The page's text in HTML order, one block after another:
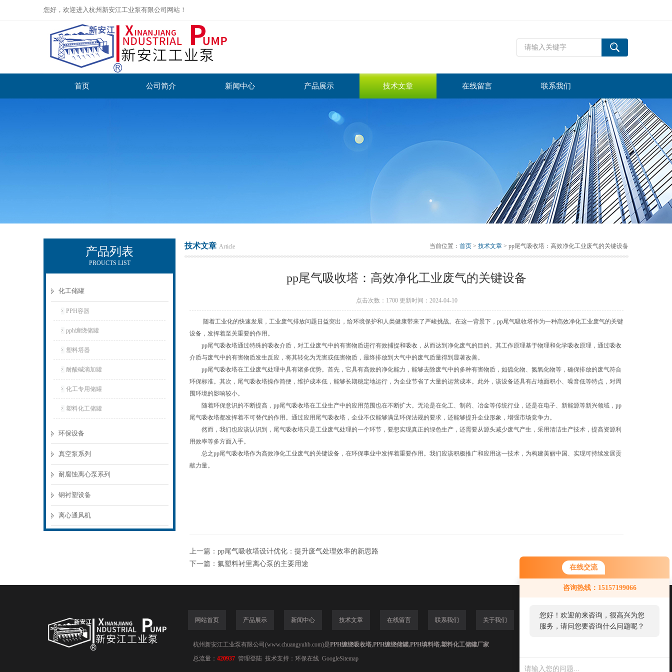
在线交流
咨询热线：15157199066
您好！欢迎前来咨询，很高兴为您
服务，请问您要咨询什么问题呢？
您好，欢迎进入杭州新安江工业泵有限公司网站！
首页 公司简介 新闻中心 产品展示 技术文章 在线留言 联系我们
产品列表
PROUCTS LIST
化工储罐
PPH容器
pph缠绕储罐
塑料塔器
耐酸碱滴加罐
化工专用储罐
塑料化工储罐
环保设备
真空泵系列
耐腐蚀离心泵系列
钢衬塑设备
离心通风机
技术文章 Article 当前位置： 首页 > 技术文章 > pp尾气吸收塔：高效净化工业废气的关键设备
pp尾气吸收塔：高效净化工业废气的关键设备
点击次数：1700 更新时间：2024-04-10
随着工业化的快速发展，工业废气排放问题日益突出，给环境保护和人类健康带来了严峻挑战。在这一背景下，pp尾气吸收塔作为一种高效净化工业废气的关键
设备，发挥着至关重要的作用。
pp尾气吸收塔通过特殊的吸收介质，对工业废气中的有害物质进行有效捕捉和吸收，从而达到净化废气的目的。其工作原理基于物理和化学吸收原理，通过吸收
介质与废气中的有害物质发生反应，将其转化为无害或低害物质，最终排放到大气中的废气质量得到显著改善。
pp尾气吸收塔在工业废气处理中具有诸多优势。首先，它具有高效的净化能力，能够去除废气中的多种有害物质，如硫化物、氮氧化物等，确保排放的废气符合
环保标准。其次，尾气吸收塔操作简便，维护成本低，能够长期稳定地运行，为企业节省了大量的运营成本。此外，该设备还具有占地面积小、噪音低等特点，对周
围环境的影响较小。
随着环保意识的不断提高，pp尾气吸收塔在工业生产中的应用范围也在不断扩大。无论是在化工、制药、冶金等传统行业，还是在电子、新能源等新兴领域，pp
尾气吸收塔都发挥着不可替代的作用。通过应用尾气吸收塔，企业不仅能够满足环保法规的要求，还能够提升企业形象，增强市场竞争力。
然而，我们也应该认识到，尾气吸收塔只是工业废气处理的一个环节，要想实现真正的绿色生产，还需要从源头减少废气产生，采用清洁生产技术，提高资源利
用效率等多方面入手。
总之pp尾气吸收塔作为高效净化工业废气的关键设备，在环保事业中发挥着重要作用。我们应该积极推广和应用这一技术，为构建美丽中国、实现可持续发展贡
献力量。
上一篇： pp尾气吸收塔设计优化：提升废气处理效率的新思路
下一篇： 氟塑料衬里离心泵的主要用途
网站首页 产品展示 新闻中心 技术文章 在线留言 联系我们 关于我们
杭州新安江工业泵有限公司(www.chuangyuhb.com)是PPH缠绕吸收塔,PPH缠绕储罐,PPH填料塔,塑料化工储罐厂家
总流量： 420937 管理登陆 技术支持： 环保在线 GoogleSitemap